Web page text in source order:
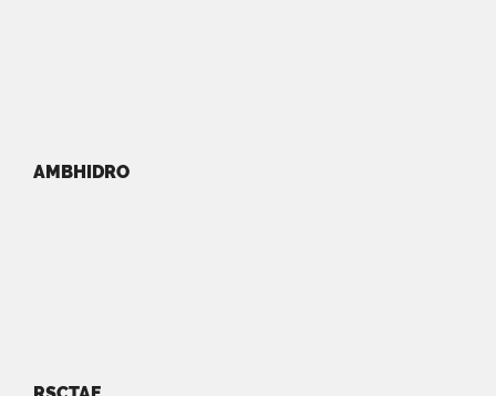
AMBHIDRO